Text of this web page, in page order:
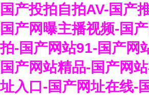
国产投拍自拍AV-国产
国产网曝主播视频-国
拍-国产网站91-国产网
国产网站精品-国产网
址入口-国产网址在线-